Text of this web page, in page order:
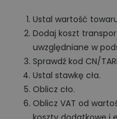
Ustal wartość
Dodaj koszt
uwzględniane w
Sprawdź kod CN/
Ustal stawkę cła.
Oblicz cło.
Oblicz VAT od